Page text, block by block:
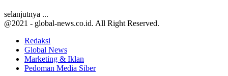
selanjutnya ...
@2021 - global-news.co.id. All Right Reserved.
Redaksi
Global News
Marketing & Iklan
Pedoman Media Siber